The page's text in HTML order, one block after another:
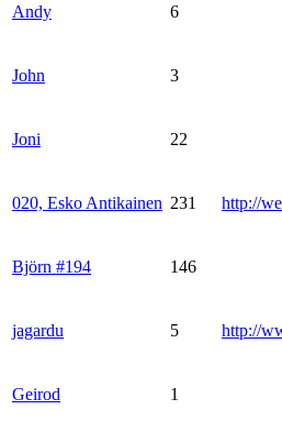
Andy 6
John 3
Joni 22
020, Esko Antikainen 231 http://
Björn #194 146
jagardu 5 http://
Geirod 1